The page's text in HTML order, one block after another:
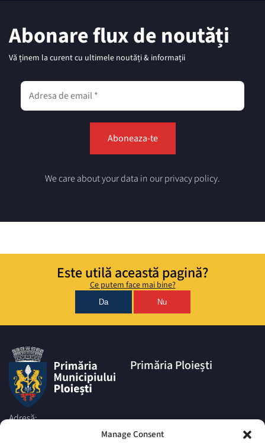
Manage Consent
Abonare flux de noutăți
Vă ținem la curent cu ultimele noutăți & informații
We care about your data in our privacy policy.
Este utilă această pagină?
Ce putem face mai bine?
Da Nu
Adresă:
Ploiesti, Judetul Prahova, cod
Primăria Ploiești